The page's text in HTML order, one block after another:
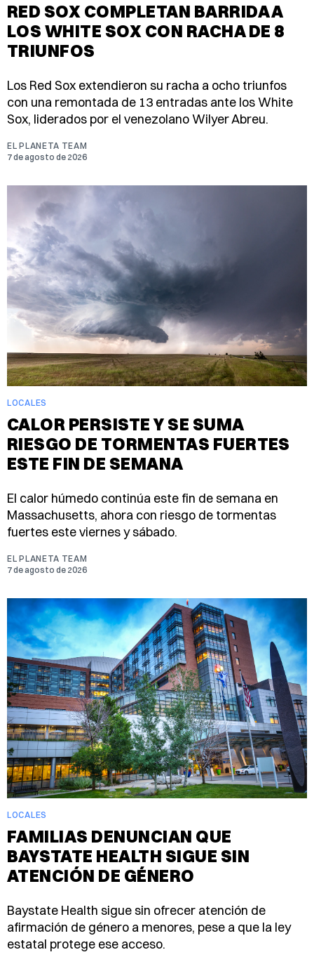
RED SOX COMPLETAN BARRIDA A
LOS WHITE SOX CON RACHA DE 8
TRIUNFOS
Los Red Sox extendieron su racha a ocho triunfos
con una remontada de 13 entradas ante los White
Sox, liderados por el venezolano Wilyer Abreu.
EL PLANETA TEAM
7 de agosto de 2026
LOCALES
CALOR PERSISTE Y SE SUMA
RIESGO DE TORMENTAS FUERTES
ESTE FIN DE SEMANA
El calor húmedo continúa este fin de semana en
Massachusetts, ahora con riesgo de tormentas
fuertes este viernes y sábado.
EL PLANETA TEAM
7 de agosto de 2026
LOCALES
FAMILIAS DENUNCIAN QUE
BAYSTATE HEALTH SIGUE SIN
ATENCIÓN DE GÉNERO
Baystate Health sigue sin ofrecer atención de
afirmación de género a menores, pese a que la ley
estatal protege ese acceso.